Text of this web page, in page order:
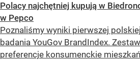
Polacy najchętniej kupują w
w Pepco
Poznaliśmy wyniki pierwszej
badania YouGov BrandIndex.
preferencje konsumenckie